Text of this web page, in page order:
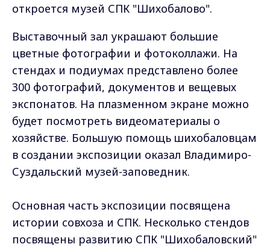
откроется музей СПК "Шихобалово".
Выставочный зал украшают большие
цветные фотографии и фотоколлажи. На
стендах и подиумах представлено более
300 фотографий, документов и вещевых
экспонатов. На плазменном экране можно
будет посмотреть видеоматериалы о
хозяйстве. Большую помощь шихобаловцам
в создании экспозиции оказал Владимиро-
Суздальский музей-заповедник.
Основная часть экспозиции посвящена
истории совхоза и СПК. Несколько стендов
посвящены развитию СПК "Шихобаловский"